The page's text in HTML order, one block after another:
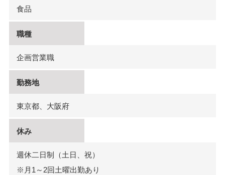
食品
職種
企画営業職
勤務地
東京都、大阪府
休み
週休二日制（土日、祝）
※月1～2回土曜出勤あり